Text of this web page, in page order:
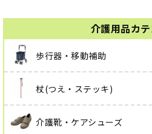
介護用品カ
歩行器・移動補助
杖(つえ・ステッキ)
介護靴・ケアシューズ